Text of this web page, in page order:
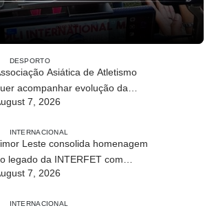
DESPORTO
Asiática de Atletismo
acompanhar evolução da
em Timor Leste
7, 2026
INTERNACIONAL
Leste consolida homenagem
legado da INTERFET com
de memorial
7, 2026
INTERNACIONAL